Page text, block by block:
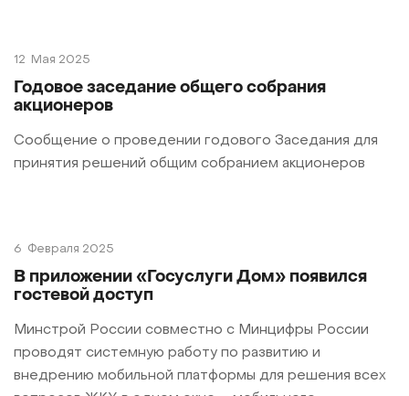
12 Мая 2025
Годовое заседание общего собрания
акционеров
Сообщение о проведении годового Заседания для
принятия решений общим собранием акционеров
6 Февраля 2025
В приложении «Госуслуги Дом» появился
гостевой доступ
Минстрой России совместно с Минцифры России
проводят системную работу по развитию и
внедрению мобильной платформы для решения всех